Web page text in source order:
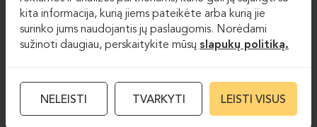
kita informacija, kurią jiems pateikėte arba kurią jie
surinko jums naudojantis jų paslaugomis. Norėdami
sužinoti daugiau, perskaitykite mūsų slapukų politiką.
NELEISTI TVARKYTI LEISTI VISUS